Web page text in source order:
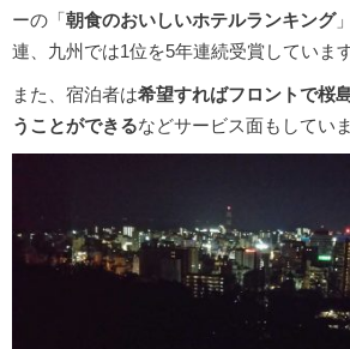
ーの「朝食のおいしいホテルランキング
連、九州では1位を5年連続受賞しています
また、宿泊者は希望すればフロントで桜
うことができるなどサービス面もしていま